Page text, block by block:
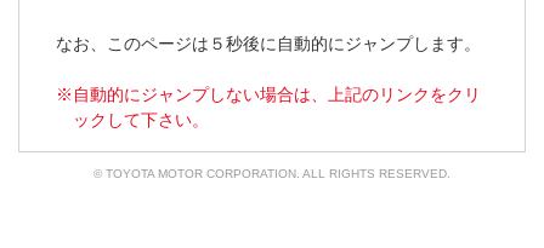
なお、このページは５秒後に自動的にジャンプします。
自動的にジャンプしない場合は、上記のリンクをクリ
ックして下さい。
© TOYOTA MOTOR CORPORATION. ALL RIGHTS RESERVED.